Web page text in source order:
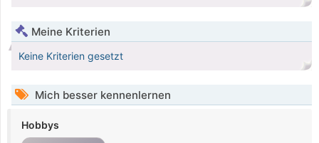
Meine Kriterien
Keine Kriterien gesetzt
Mich besser kennenlernen
Hobbys